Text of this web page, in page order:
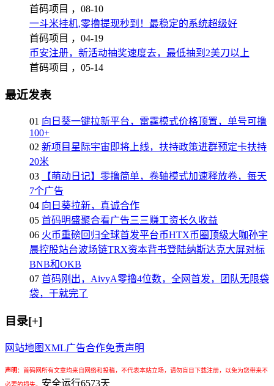
首码项目 ， 08-10
一斗米挂机,零撸提现秒到！最稳定的系统超级好
首码项目 ， 04-19
币安注册，新活动抽奖速度去，最低抽到2美刀以上
首码项目 ， 05-14
最近发表
01 向日葵一键拉新平台，雷霆模式价格顶置，单号可撸
100+
02 新项目星际宇宙即将上线，扶持政策进群预定卡扶持
20米
03
【萌动日记】零撸简单，卷轴模式加速释放卷，每天
7个广告
04 向日葵拉新，真诚合作
05 首码明盛聚合看广告三三赚工资长久收益
06 火币重磅回归全球首发平台币HTX币圈顶级大咖孙宇
晨控股站台波场链TRX资本背书登陆纳斯达克大屏对标
BNB和OKB
07 首码刚出，AivyA零撸4位数，全网首发，团队无限袋
袋，干就完了
目录[+]
网站地图 XML广告合作免责声明
声明： 首码网所有文章均来自网络和投稿，不代表本站立场，请勿盲目下载注册，以免为您带来不
必要的损失。 安全运行6573天